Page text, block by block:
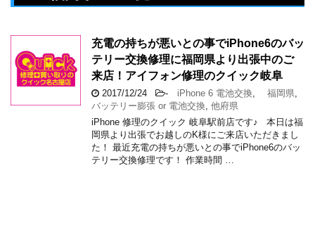
充電の持ちが悪いとの事でiPhone6のバッ
テリー交換修理に福岡県より出張中のご
来店！アイフォン修理のクイック岐阜
2017/12/24 - iPhone 6 電池交換, 福岡県,
バッテリー膨張 or 電池交換, 他府県
iPhone 修理のクイック 岐阜駅前店です♪ 本日は福
岡県より出張でお越しのK様にご来店いただきまし
た！ 最近充電の持ちが悪いとの事でiPhone6のバッ
テリー交換修理です！ 作業時間 …